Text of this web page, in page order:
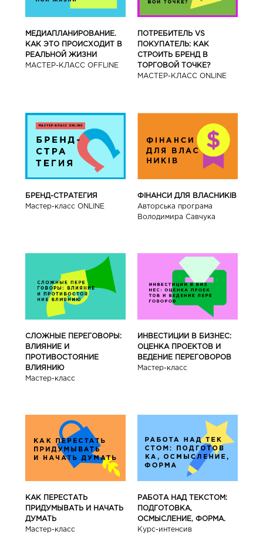
МЕДИАПЛАНИРОВАНИЕ.
КАК ЭТО ПРОИСХОДИТ В
РЕАЛЬНОЙ ЖИЗНИ
МАСТЕР-КЛАСС OFFLINE
ПОТРЕБИТЕЛЬ VS
ПОКУПАТЕЛЬ: КАК
СТРОИТЬ БРЕНД В
ТОРГОВОЙ ТОЧКЕ?
МАСТЕР-КЛАСС ONLINE
БРЕНД-СТРАТЕГИЯ
Мастер-класс ONLINE
ФІНАНСИ ДЛЯ ВЛАСНИКІВ
Авторська програма
Володимира Савчука
СЛОЖНЫЕ ПЕРЕГОВОРЫ:
ВЛИЯНИЕ И
ПРОТИВОСТОЯНИЕ
ВЛИЯНИЮ
Мастер-класс
ИНВЕСТИЦИИ В БИЗНЕС:
ОЦЕНКА ПРОЕКТОВ И
ВЕДЕНИЕ ПЕРЕГОВОРОВ
Мастер-класс
КАК ПЕРЕСТАТЬ
ПРИДУМЫВАТЬ И НАЧАТЬ
ДУМАТЬ
Мастер-класс
РАБОТА НАД ТЕКСТОМ:
ПОДГОТОВКА,
ОСМЫСЛЕНИЕ, ФОРМА.
Курс-интенсив